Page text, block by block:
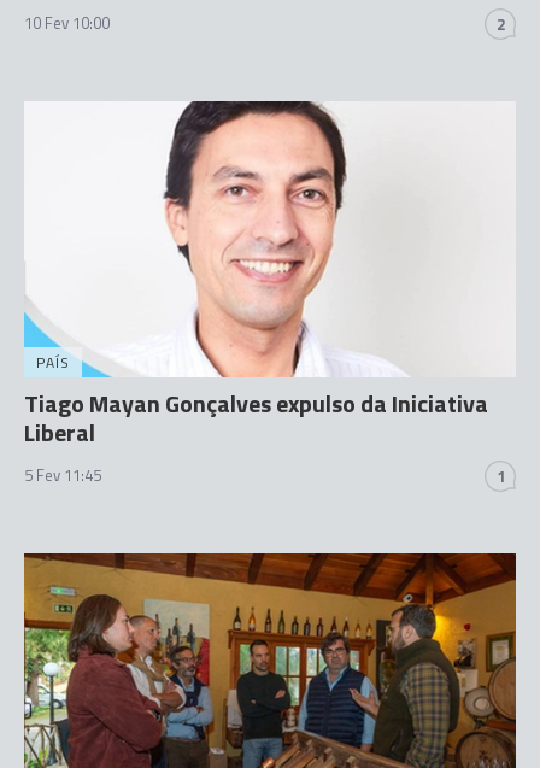
10 Fev 10:00 2
PAÍS
Tiago Mayan Gonçalves expulso da Iniciativa
Liberal
5 Fev 11:45 1